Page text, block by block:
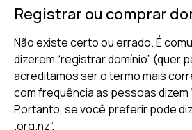
Registrar ou comprar
Não existe certo ou errado. É
dizerem “registrar domínio” (quer
acreditamos ser o termo mais
com frequência as pessoas dizem
Portanto, se você preferir pode
.org.nz”.